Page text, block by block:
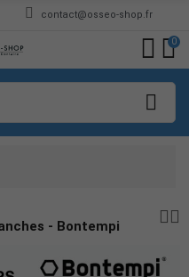
contact@osseo-shop.fr
0
- Bontempi